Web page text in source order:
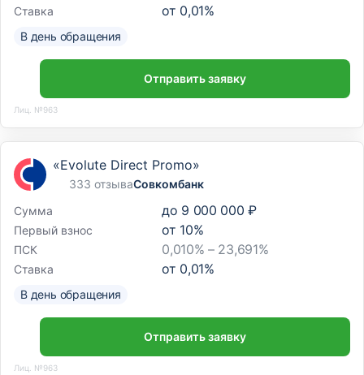
Ставка от 0,01%
В день обращения
Отправить заявку
Лиц. №963
«Evolute Direct Promo»
333 отзываСовкомбанк
Сумма
до 9 000 000 ₽
Первый взнос от 10%
ПСК 0,010% – 23,691%
Ставка от 0,01%
В день обращения
Отправить заявку
Лиц. №963